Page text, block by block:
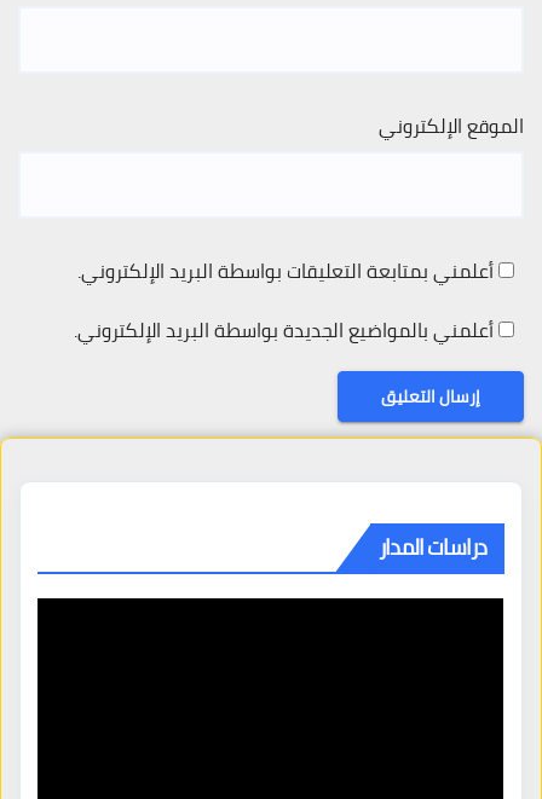
الموقع الإلكتروني
أعلمني بمتابعة التعليقات بواسطة البريد الإلكتروني.
أعلمني بالمواضيع الجديدة بواسطة البريد الإلكتروني.
دراسات المدار